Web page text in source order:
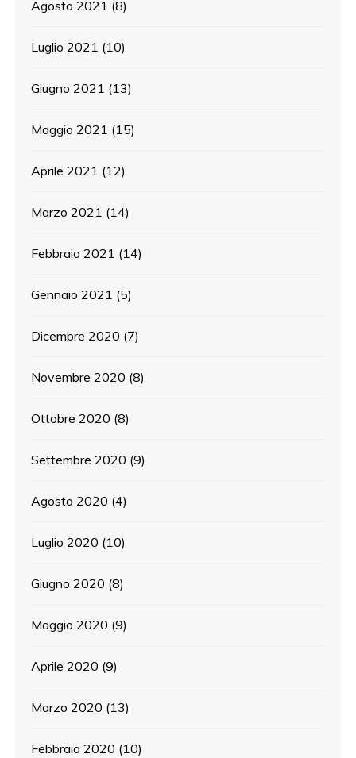
Agosto 2021 (8)
Luglio 2021 (10)
Giugno 2021 (13)
Maggio 2021 (15)
Aprile 2021 (12)
Marzo 2021 (14)
Febbraio 2021 (14)
Gennaio 2021 (5)
Dicembre 2020 (7)
Novembre 2020 (8)
Ottobre 2020 (8)
Settembre 2020 (9)
Agosto 2020 (4)
Luglio 2020 (10)
Giugno 2020 (8)
Maggio 2020 (9)
Aprile 2020 (9)
Marzo 2020 (13)
Febbraio 2020 (10)